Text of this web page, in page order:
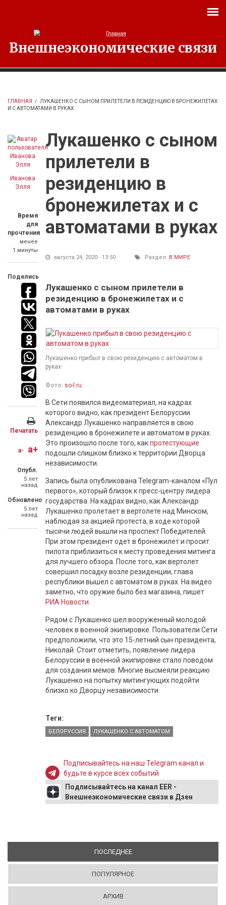
Внешнеэкономические связи
ГЛАВНАЯ /
ЛУКАШЕНКО С СЫНОМ ПРИЛЕТЕЛИ В РЕЗИДЕНЦИЮ В БРОНЕЖИЛЕТАХ
И С АВТОМАТАМИ В РУКАХ
Иванова
Элля
Время
для
прочтения
менее
1 минуты
Поделись
Печатать
a- a+
Опубл.
5 лет
назад
Обновлено
5 лет
назад
Лукашенко с сыном
прилетели в
резиденцию в
бронежилетах и с
автоматами в руках
августа 24, 2020 - 13:50 Раздел: В МИРЕ
Лукашенко с сыном прилетели в
резиденцию в бронежилетах и с
автоматами в руках
Лукашенко прибыл в свою резиденцию с автоматом в
руках
Фото: so-l.ru
В Сети появился видеоматериал, на кадрах
которого видно, как президент Белоруссии
Александр Лукашенко направляется в свою
резиденцию в бронежилете и автоматом в руках.
Это произошло после того, какпротестующие
подошли слишком близко к территории Дворца
независимости.
Запись была опубликована Telegram-каналом «Пул
первого», который близок к пресс-центру лидера
государства. На кадрах видно, как Александр
Лукашенко пролетает в вертолете над Минском,
наблюдая за акцией протеста, в ходе которой
тысячи людей вышли на проспект Победителей.
При этом президент одет в бронежилет и просит
пилота приблизиться к месту проведения митинга
для лучшего обзора. После того, как вертолет
совершил посадку возле резиденции, глава
республики вышел с автоматом в руках. На видео
заметно, что оружие было без магазина, пишет
РИА Новости
Рядом с Лукашенко шел вооруженный молодой
человек в военной экипировке. Пользователи Сети
предположили, что это 15-летний сын президента,
Николай. Стоит отметить, появление лидера
Белоруссии в военной экипировке стало поводом
для создания мемов. Многие высмеяли реакцию
Лукашенко на попытку митингующих подойти
близко ко Дворцу независимости.
Теги:
БЕЛОРУССИЯ ЛУКАШЕНКО С АВТОМАТОМ
Подписывайтесь на наш Telegram канал и
будьте в курсе всех событий
Подписывайтесь на канал EER -
Внешнеэкономические связи в Дзен
ПОСЛЕДНЕЕ(АКТИВНАЯ ВКЛАДКА)
ПОПУЛЯРНОЕ
АРХИВ